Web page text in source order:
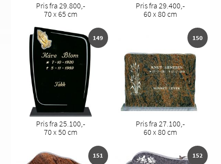
Pris fra 29.800,-
70 x 65 cm
Pris fra 29.400,-
60 x 80 cm
149
Pris fra 25.100,-
70 x 50 cm
150
Pris fra 27.100,-
60 x 80 cm
151 152